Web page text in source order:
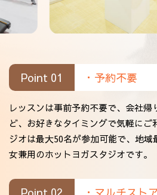
Point 01 ・予約不要
レッスンは事前予約不要で、会社帰
ど、お好きなタイミングで気軽にご
ジオは最大50名が参加可能で、地
女兼用のホットヨガスタジオです。